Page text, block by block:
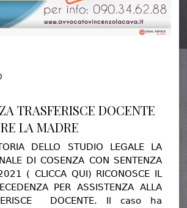
0
TRASFERISCE DOCENTE
LA MADRE
DELLO STUDIO LEGALE LA
DI COSENZA CON SENTENZA
( CLICCA QUI) RICONOSCE IL
PER ASSISTENZA ALLA
DOCENTE. Il caso ha